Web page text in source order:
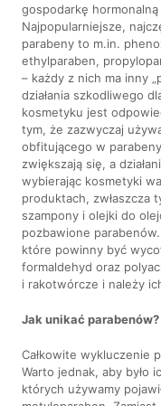
gospodarkę
Najpopularniejsze,
parabeny to m.in.
ethylparaben,
– każdy z nich ma inny
działania szkodliwego
kosmetyku jest
tym, że zazwyczaj
obfitującego w
zwiększają się, a
wybierając kosmetyki
produktach, zwłaszcza
szampony i olejki do
pozbawione
które powinny być
formaldehyd oraz
i rakotwórcze i należy
Jak unikać parabenów?
Całkowite wykluczenie
Warto jednak, aby było
których używamy